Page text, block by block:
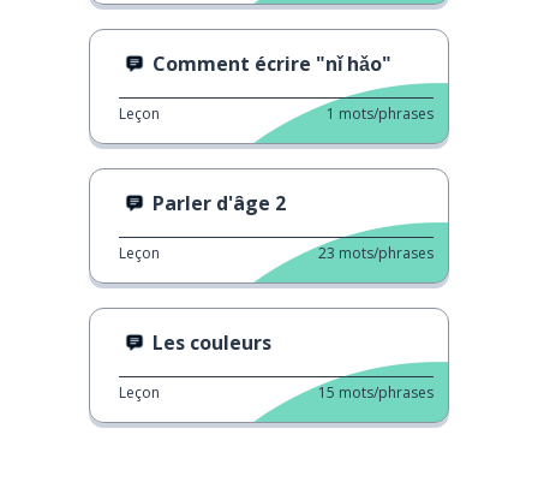
Comment écrire "nǐ hǎo"
Leçon 1 mots/phrases
Parler d'âge 2
Leçon 23 mots/phrases
Les couleurs
Leçon 15 mots/phrases